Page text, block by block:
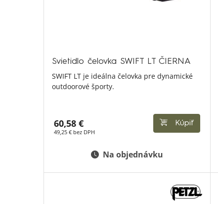
Svietidlo čelovka SWIFT LT ČIERNA
SWIFT LT je ideálna čelovka pre dynamické
outdoorové športy.
60,58 €
49,25 € bez DPH
Kúpiť
Na objednávku